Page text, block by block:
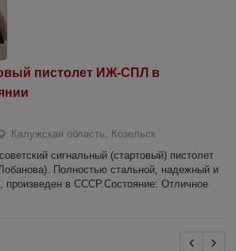
пистолет ИЖ-СПЛ в
Калужская область, Козельск
сигнальный (стартовый) пистолет
Полностью стальной, надежный и
произведен в СССР.Состояние: Отличное